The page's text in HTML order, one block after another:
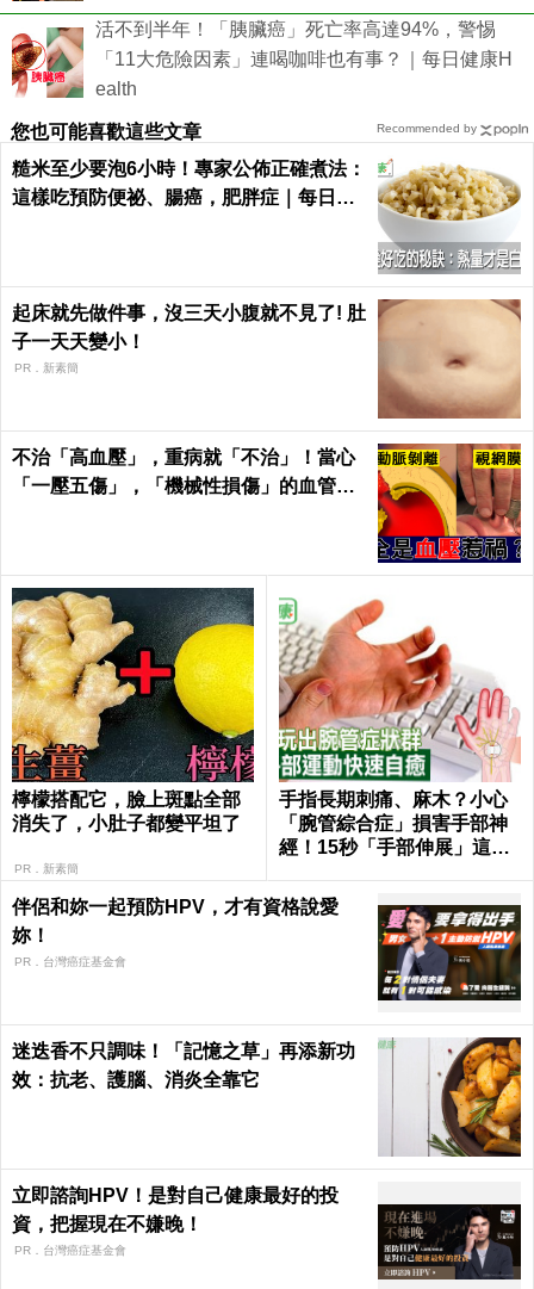
活不到半年！「胰臟癌」死亡率高達94%，警惕
「11大危險因素」連喝咖啡也有事？｜每日健康H
ealth
您也可能喜歡這些文章
糙米至少要泡6小時！專家公佈正確煮法：
這樣吃預防便祕、腸癌，肥胖症｜每日健
起床就先做件事，沒三天小腹就不見了! 肚
子一天天變小！
PR．新素簡
不治「高血壓」，重病就「不治」！當心
「一壓五傷」，「機械性損傷」的血管衝
檸檬搭配它，臉上斑點全部
消失了，小肚子都變平坦了
PR．新素簡
手指長期刺痛、麻木？小心
「腕管綜合症」損害手部神
經！15秒「手部伸展」這樣
伴侶和妳一起預防HPV，才有資格說愛
妳！
PR．台灣癌症基金會
迷迭香不只調味！「記憶之草」再添新功
效：抗老、護腦、消炎全靠它
立即諮詢HPV！是對自己健康最好的投
資，把握現在不嫌晚！
PR．台灣癌症基金會
Recommended by